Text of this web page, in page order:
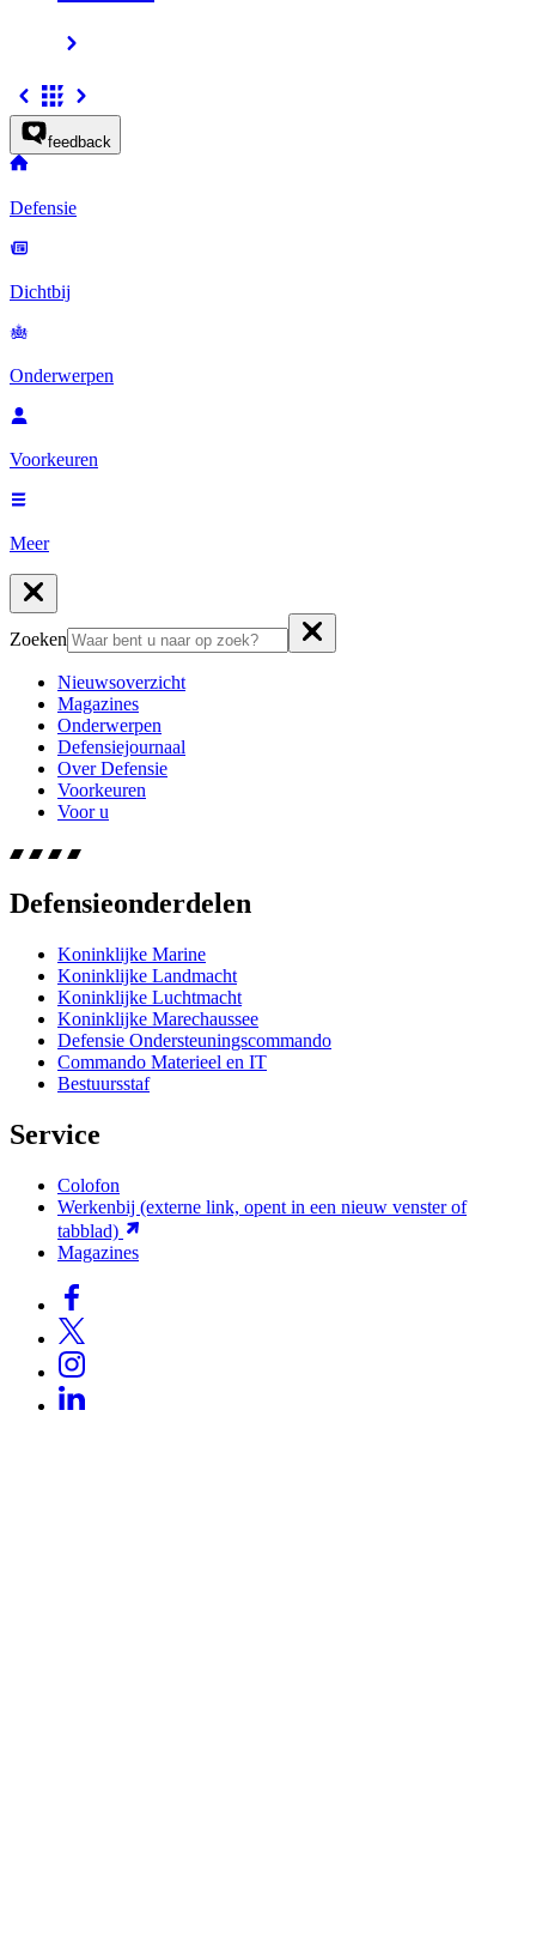
feedback
Defensie
Dichtbij
Onderwerpen
Voorkeuren
Meer
Zoeken
Nieuwsoverzicht
Magazines
Onderwerpen
Defensiejournaal
Over Defensie
Voorkeuren
Voor u
Defensieonderdelen
Koninklijke Marine
Koninklijke Landmacht
Koninklijke Luchtmacht
Koninklijke Marechaussee
Defensie Ondersteuningscommando
Commando Materieel en IT
Bestuursstaf
Service
Colofon
Werkenbij (externe link, opent in een nieuw venster of
tabblad)
Magazines